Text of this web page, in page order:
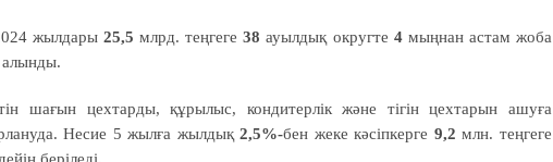
жылдары 25,5 млрд. теңгеге38 ауылдық округте 4мыңнан астам жоба
шағын цехтарды, құрылыс, кондитерлік және тігін цехтарын ашуға
Несие 5 жылға жылдық2,5%-бен жеке кәсіпкерге 9,2 млн. теңгеге